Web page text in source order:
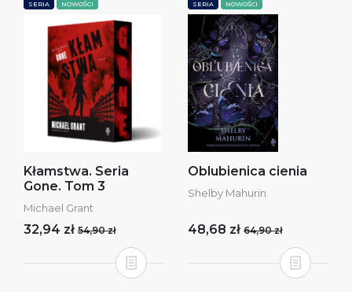
SERIA NOWOŚCI
Kłamstwa. Seria
Gone. Tom 3
Michael Grant
32,94 zł 54,90 zł
SERIA NOWOŚCI
Oblubienica cienia
Shelby Mahurin
48,68 zł 64,90 zł